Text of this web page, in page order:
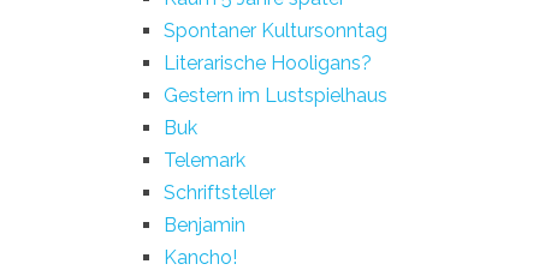
Spontaner Kultursonntag
Literarische Hooligans?
Gestern im Lustspielhaus
Buk
Telemark
Schriftsteller
Benjamin
Kancho!